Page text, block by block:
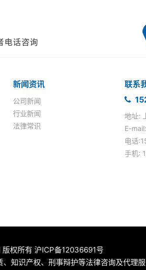
电话咨询
新闻资讯
公司新闻
行业新闻
法律常识
联系
地址:
E-
电话
手机:
版权所有 沪ICP备12036691号
知识产权、刑事辩护等法律咨询及代理